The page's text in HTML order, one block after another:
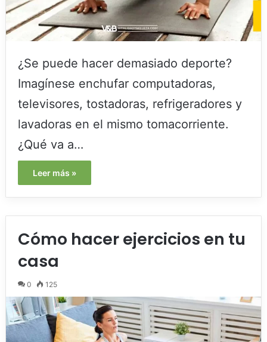
¿Se puede hacer demasiado deporte?
Imagínese enchufar computadoras,
televisores, tostadoras, refrigeradores y
lavadoras en el mismo tomacorriente.
¿Qué va a…
Leer más »
Cómo hacer ejercicios en tu
casa
0 125